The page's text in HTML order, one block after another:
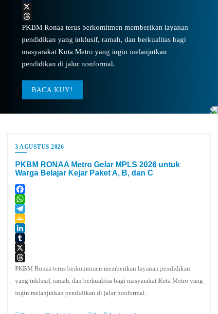
Tumblr
X
Threads
PKBM Ronaa terus berkomitmen memberikan layanan
pendidikan yang inklusif, ramah, dan berkualitas bagi
masyarakat Kota Metro yang ingin melanjutkan
pendidikan di jalur nonformal.
BACA KUY!
3 AGUSTUS 2026
PKBM RONAA Metro Gelar MPLS 2026 untuk
Warga Belajar Kejar Paket A, B, dan C
Facebook
WhatsApp
Telegram
Google
Classroom
LinkedIn
Tumblr
X
Threads
PKBM Ronaa terus berkomitmen memberikan layanan pendidikan
yang inklusif, ramah, dan berkualitas bagi masyarakat Kota Metro yang
ingin melanjutkan pendidikan di jalur nonformal.